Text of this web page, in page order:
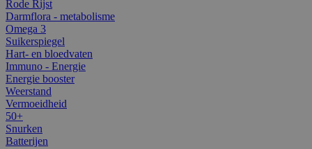
Rode Rijst
Darmflora - metabolisme
Omega 3
Suikerspiegel
Hart- en bloedvaten
Immuno - Energie
Energie booster
Weerstand
Vermoeidheid
50+
Snurken
Batterijen